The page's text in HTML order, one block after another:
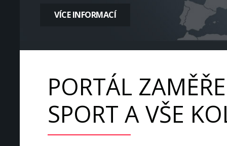
VÍCE INFORMACÍ
PORTÁL
SPORT A VŠE